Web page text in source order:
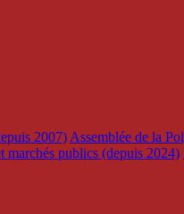
2007) Assemblée de la
publics (depuis 2024)